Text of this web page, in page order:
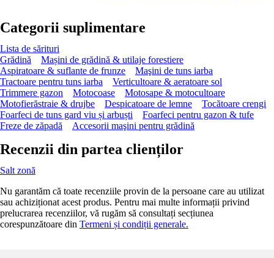
Categorii suplimentare
Lista de sărituri
Grădină
Mașini de grădină & utilaje forestiere
Aspiratoare & suflante de frunze
Maşini de tuns iarba
Tractoare pentru tuns iarba
Verticultoare & aeratoare sol
Trimmere gazon
Motocoase
Motosape & motocultoare
Motofierăstraie & drujbe
Despicatoare de lemne
Tocătoare crengi
Foarfeci de tuns gard viu și arbuști
Foarfeci pentru gazon & tufe
Freze de zăpadă
Accesorii maşini pentru grădină
Recenzii din partea clienților
Salt zonă
Nu garantăm că toate recenziile provin de la persoane care au utilizat
sau achiziționat acest produs. Pentru mai multe informații privind
prelucrarea recenziilor, vă rugăm să consultați secțiunea
corespunzătoare din Termeni și condiții generale.